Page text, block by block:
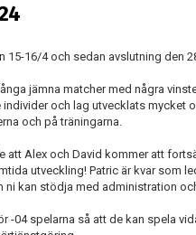
15-16/4 och sedan avslutning den
jämna matcher med några
och lag utvecklats mycket
och på träningarna.
att Alex och David kommer att
utveckling! Patric är kvar som
ni kan stödja med administration
-04 spelarna så att de kan spela